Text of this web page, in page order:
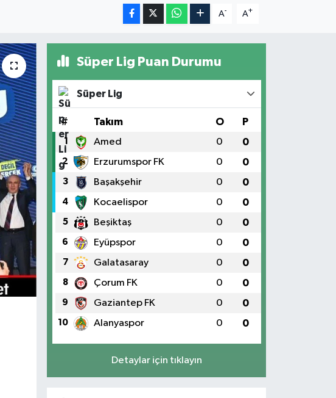
A- A+
Süper Lig Puan Durumu
Süper Lig
# Takım O P
1 Amed 0 0
2 Erzurumspor FK 0 0
3 Başakşehir 0 0
4 Kocaelispor 0 0
5 Beşiktaş 0 0
6 Eyüpspor 0 0
7 Galatasaray 0 0
8 Çorum FK 0 0
9 Gaziantep FK 0 0
10 Alanyaspor 0 0
Detaylar için tıklayın